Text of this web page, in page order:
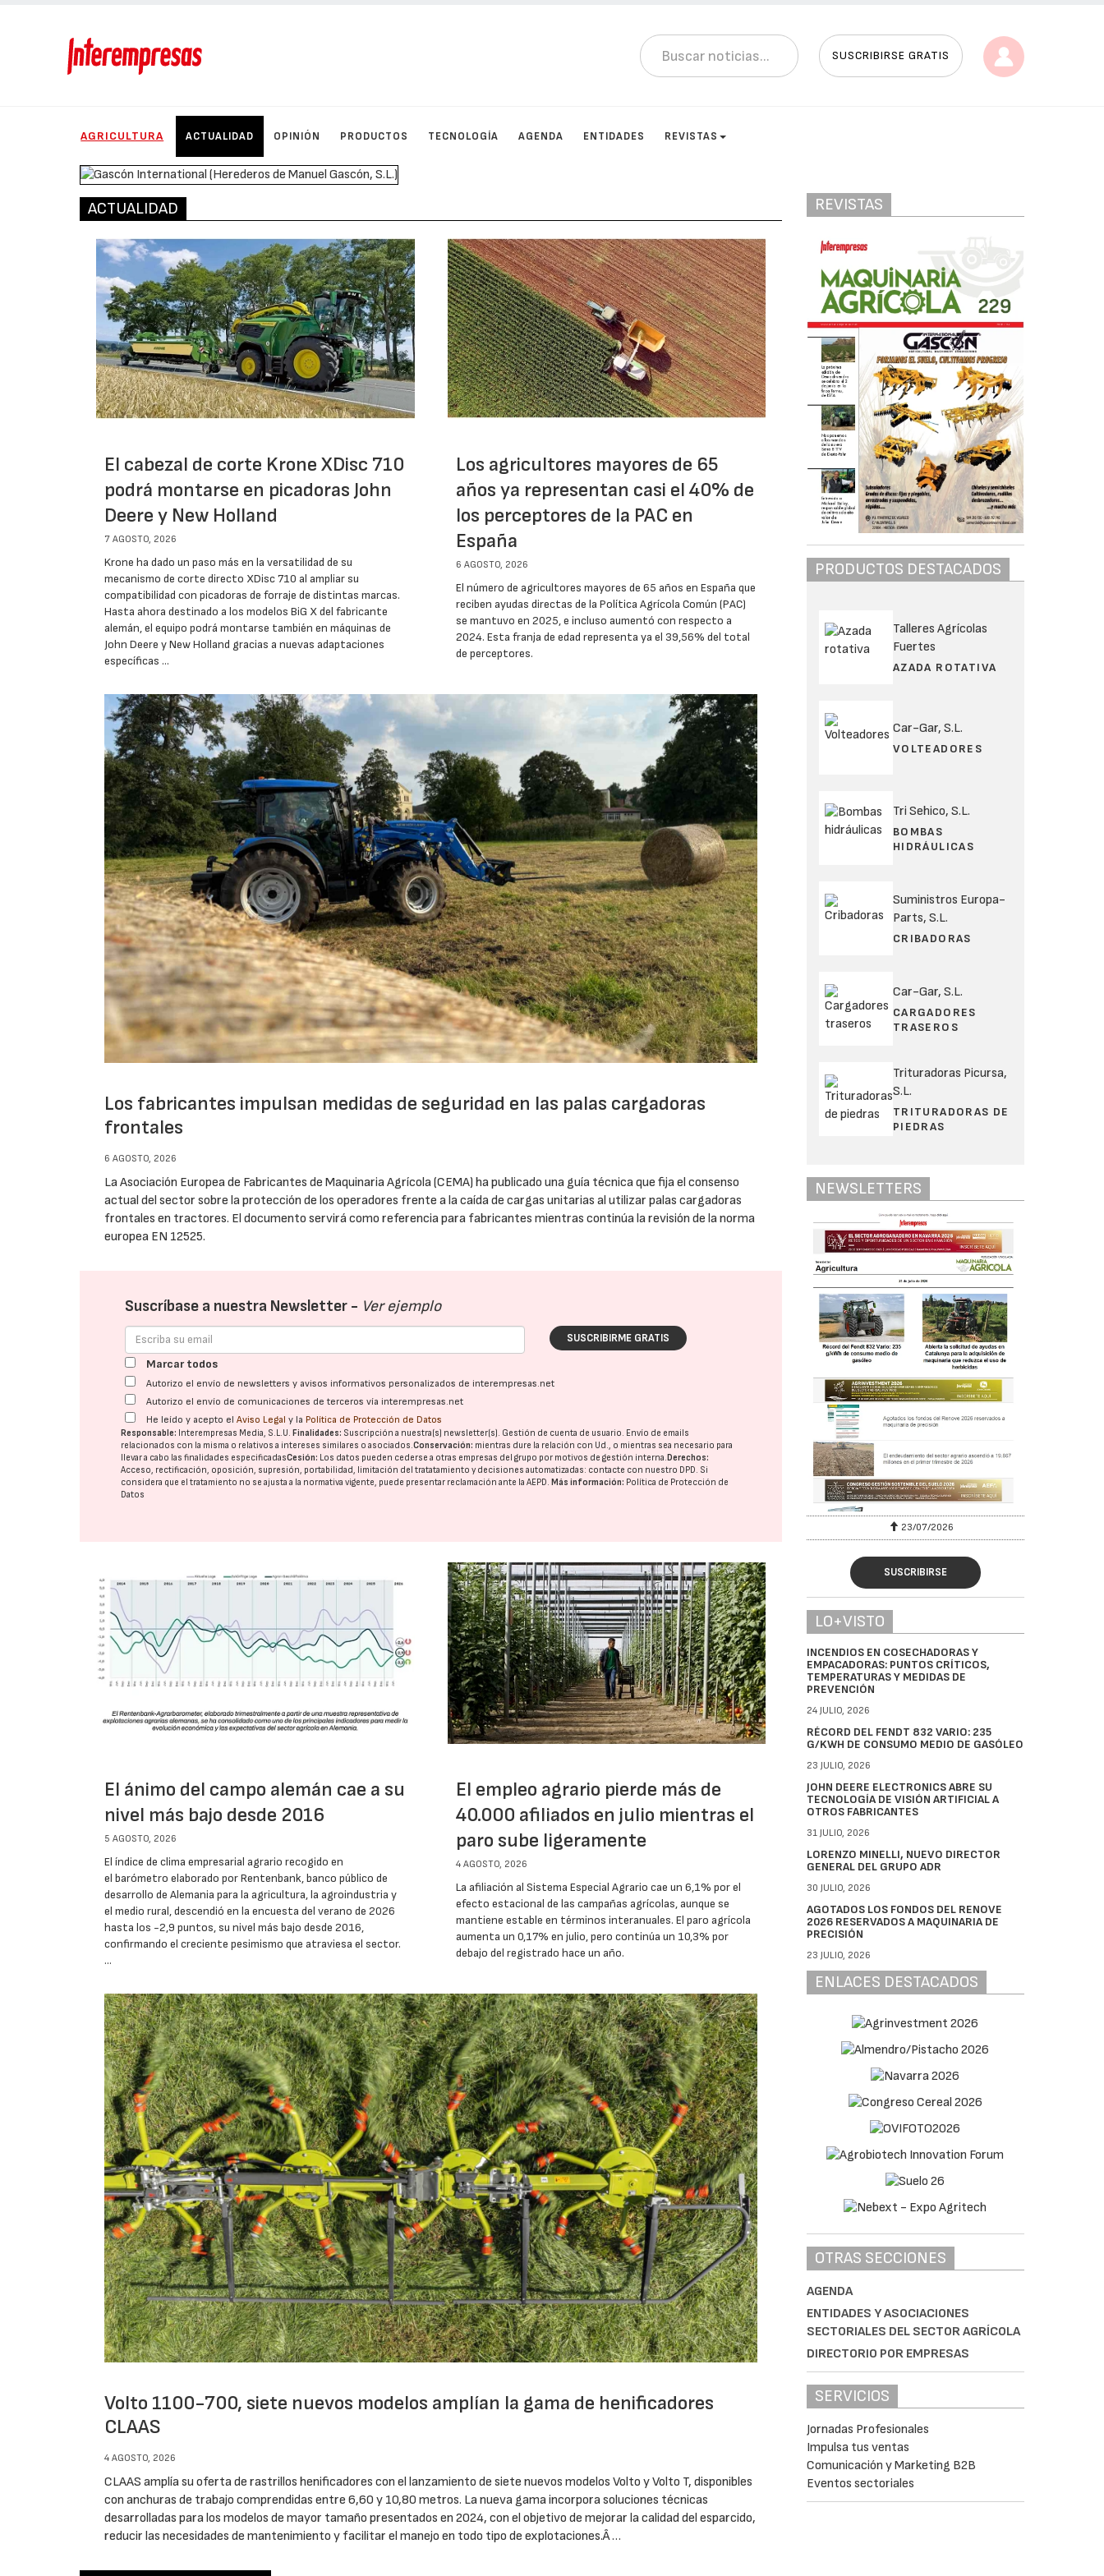
SUSCRIBIRSE GRATIS
AGRICULTURA ACTUALIDAD OPINIÓN PRODUCTOS TECNOLOGÍA AGENDA ENTIDADES REVISTAS
ACTUALIDAD
El cabezal de corte Krone XDisc 710
podrá montarse en picadoras John
Deere y New Holland
7 AGOSTO, 2026
Krone ha dado un paso más en la versatilidad de su
mecanismo de corte directo XDisc 710 al ampliar su
compatibilidad con picadoras de forraje de distintas marcas.
Hasta ahora destinado a los modelos BiG X del fabricante
alemán, el equipo podrá montarse también en máquinas de
John Deere y New Holland gracias a nuevas adaptaciones
específicas …
Los agricultores mayores de 65
años ya representan casi el 40% de
los perceptores de la PAC en
España
6 AGOSTO, 2026
El número de agricultores mayores de 65 años en España que
reciben ayudas directas de la Política Agrícola Común (PAC)
se mantuvo en 2025, e incluso aumentó con respecto a
2024. Esta franja de edad representa ya el 39,56% del total
de perceptores.
Los fabricantes impulsan medidas de seguridad en las palas cargadoras
frontales
6 AGOSTO, 2026
La Asociación Europea de Fabricantes de Maquinaria Agrícola (CEMA) ha publicado una guía técnica que fija el consenso
actual del sector sobre la protección de los operadores frente a la caída de cargas unitarias al utilizar palas cargadoras
frontales en tractores. El documento servirá como referencia para fabricantes mientras continúa la revisión de la norma
europea EN 12525.
Suscríbase a nuestra Newsletter - Ver ejemplo
SUSCRIBIRME GRATIS
Marcar todos
Autorizo el envío de newsletters y avisos informativos personalizados de interempresas.net
Autorizo el envío de comunicaciones de terceros vía interempresas.net
He leído y acepto elAviso Legal y la Política de Protección de Datos
Responsable: Interempresas Media, S.L.U.Finalidades: Suscripción a nuestra(s) newsletter(s). Gestión de cuenta de usuario. Envío de emails
relacionados con la misma o relativos a intereses similares o asociados.Conservación: mientras dure la relación con Ud., o mientras sea necesario para
llevar a cabo las finalidades especificadasCesión: Los datos pueden cederse a otras empresas del grupo por motivos de gestión interna.Derechos:
Acceso, rectificación, oposición, supresión, portabilidad, limitación del tratatamiento y decisiones automatizadas: contacte con nuestro DPD. Si
considera que el tratamiento no se ajusta a la normativa vigente, puede presentar reclamación ante laAEPD.Más información: Política de Protección de
Datos
El ánimo del campo alemán cae a su
nivel más bajo desde 2016
5 AGOSTO, 2026
El índice de clima empresarial agrario recogido en
el barómetro elaborado por Rentenbank, banco público de
desarrollo de Alemania para la agricultura, la agroindustria y
el medio rural, descendió en la encuesta del verano de 2026
hasta los -2,9 puntos, su nivel más bajo desde 2016,
confirmando el creciente pesimismo que atraviesa el sector.
…
El empleo agrario pierde más de
40.000 afiliados en julio mientras el
paro sube ligeramente
4 AGOSTO, 2026
La afiliación al Sistema Especial Agrario cae un 6,1% por el
efecto estacional de las campañas agrícolas, aunque se
mantiene estable en términos interanuales. El paro agrícola
aumenta un 0,17% en julio, pero continúa un 10,3% por
debajo del registrado hace un año.
Volto 1100-700, siete nuevos modelos amplían la gama de henificadores
CLAAS
4 AGOSTO, 2026
CLAAS amplía su oferta de rastrillos henificadores con el lanzamiento de siete nuevos modelos Volto y Volto T, disponibles
con anchuras de trabajo comprendidas entre 6,60 y 10,80 metros. La nueva gama incorpora soluciones técnicas
desarrolladas para los modelos de mayor tamaño presentados en 2024, con el objetivo de mejorar la calidad del esparcido,
reducir las necesidades de mantenimiento y facilitar el manejo en todo tipo de explotaciones.Â …
REVISTAS
PRODUCTOS DESTACADOS
Talleres Agrícolas
Fuertes
AZADA ROTATIVA
Car-Gar, S.L.
VOLTEADORES
Tri Sehico, S.L.
BOMBAS
HIDRÁULICAS
Suministros Europa-
Parts, S.L.
CRIBADORAS
Car-Gar, S.L.
CARGADORES
TRASEROS
Trituradoras Picursa,
S.L.
TRITURADORAS DE
PIEDRAS
NEWSLETTERS
23/07/2026
SUSCRIBIRSE
LO+VISTO
INCENDIOS EN COSECHADORAS Y
EMPACADORAS: PUNTOS CRÍTICOS,
TEMPERATURAS Y MEDIDAS DE
PREVENCIÓN
24 JULIO, 2026
RÉCORD DEL FENDT 832 VARIO: 235
G/KWH DE CONSUMO MEDIO DE GASÓLEO
23 JULIO, 2026
JOHN DEERE ELECTRONICS ABRE SU
TECNOLOGÍA DE VISIÓN ARTIFICIAL A
OTROS FABRICANTES
31 JULIO, 2026
LORENZO MINELLI, NUEVO DIRECTOR
GENERAL DEL GRUPO ADR
30 JULIO, 2026
AGOTADOS LOS FONDOS DEL RENOVE
2026 RESERVADOS A MAQUINARIA DE
PRECISIÓN
23 JULIO, 2026
ENLACES DESTACADOS
OTRAS SECCIONES
AGENDA
ENTIDADES Y ASOCIACIONES
SECTORIALES DEL SECTOR AGRÍCOLA
DIRECTORIO POR EMPRESAS
SERVICIOS
Jornadas Profesionales
Impulsa tus ventas
Comunicación y Marketing B2B
Eventos sectoriales